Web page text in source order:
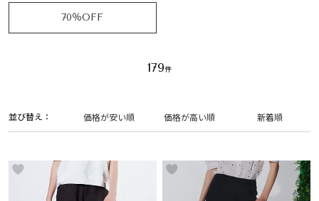
70％OFF
並び替え 価格が安い順 価格が高い順 新着順
179